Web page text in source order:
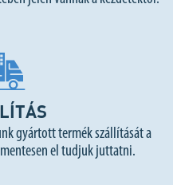
gyártott termék szállítását a
el tudjuk juttatni.